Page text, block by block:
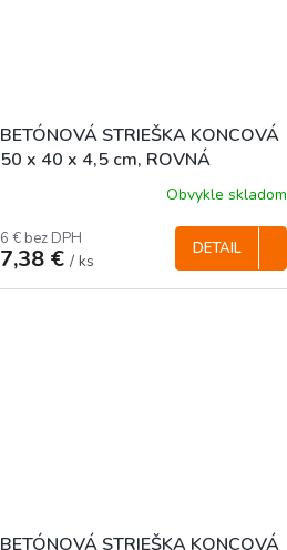
BETÓNOVÁ STRIEŠKA KONCOVÁ
50 x 40 x 4,5 cm, ROVNÁ
Obvykle skladom
6 € bez DPH
7,38 €/ ks
DETAIL
BETÓNOVÁ STRIEŠKA KONCOVÁ